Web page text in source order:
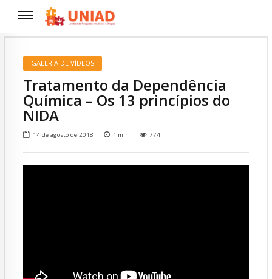
GALERIA DE VÍDEOS
Tratamento da Dependência
Química – Os 13 princípios do
NIDA
14 de agosto de 2018 1 min 774